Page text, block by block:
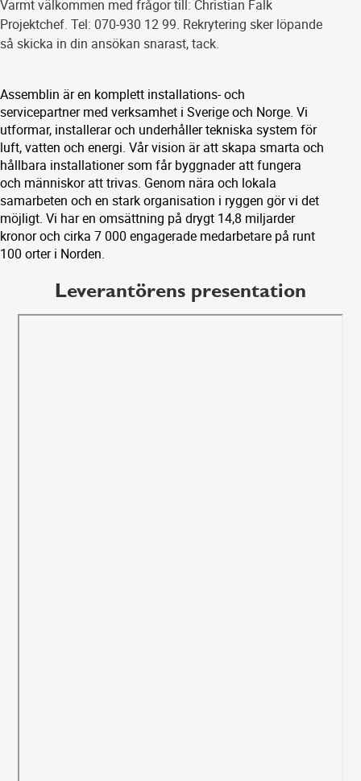
Varmt välkommen med frågor till: Christian Falk
Projektchef. Tel: 070-930 12 99. Rekrytering sker löpande
så skicka in din ansökan snarast, tack.
Assemblin är en komplett installations- och
servicepartner med verksamhet i Sverige och Norge. Vi
utformar, installerar och underhåller tekniska system för
luft, vatten och energi. Vår vision är att skapa smarta och
hållbara installationer som får byggnader att fungera
och människor att trivas. Genom nära och lokala
samarbeten och en stark organisation i ryggen gör vi det
möjligt. Vi har en omsättning på drygt 14,8 miljarder
kronor och cirka 7 000 engagerade medarbetare på runt
100 orter i Norden.
Leverantörens presentation